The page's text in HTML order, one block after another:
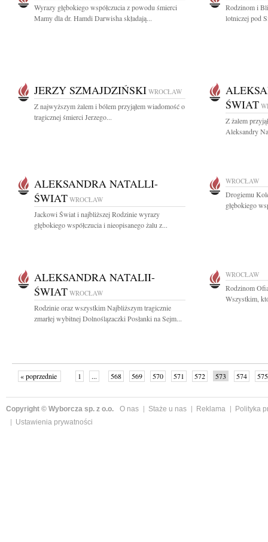
Wyrazy głębokiego współczucia z powodu śmierci
Mamy dla dr. Hamdi Darwisha składają...
Rodzinom i
lotniczej pod
JERZY SZMAJDZIŃSKI WROCŁAW
Z najwyższym żalem i bólem przyjąłem wiadomość o
tragicznej śmierci Jerzego...
ŚWIAT
Z żalem
Aleksandry
ALEKSANDRA NATALLI-
ŚWIAT WROCŁAW
Jackowi Świat i najbliższej Rodzinie wyrazy
głębokiego współczucia i nieopisanego żalu z...
WROCŁAW
Drogiemu
głębokiego
ALEKSANDRA NATALII-
ŚWIAT WROCŁAW
Rodzinie oraz wszystkim Najbliższym tragicznie
zmarłej wybitnej Dolnoślązaczki Posłanki na Sejm...
WROCŁAW
Rodzinom
Wszystkim,
« poprzednie 1 ... 568 569 570 571 572 573 574
575
Copyright © Wyborcza sp. z o.o. O nas Staże u nas Reklama
Polityka
Ustawienia prywatności